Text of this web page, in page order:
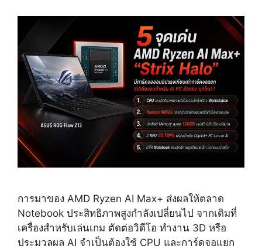
การมาของ AMD Ryzen AI Max+ ส่งผลให้ตลาด
Notebook ประสิทธิภาพสูงกำลังเปลี่ยนไป จากเดิมที่
เครื่องสำหรับเล่นเกม ตัดต่อวิดีโอ ทำงาน 3D หรือ
ประมวลผล AI จำเป็นต้องใช้ CPU และการ์ดจอแยก